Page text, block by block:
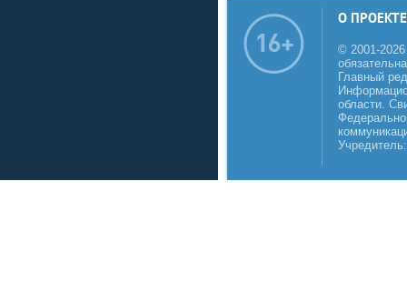
О ПРОЕКТЕ
© 2001-
Главный
области.